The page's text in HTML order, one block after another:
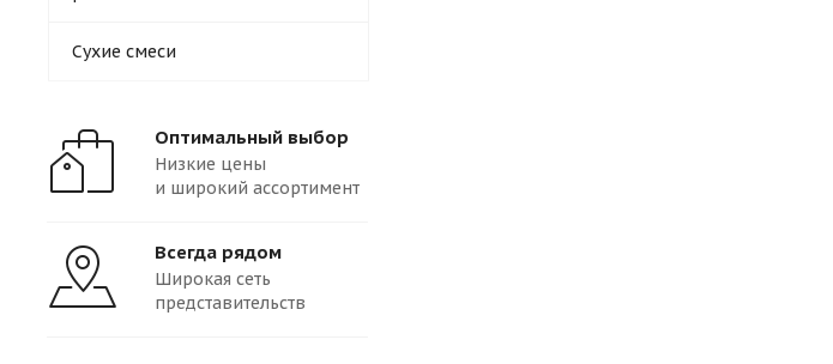
Сухие смеси
Оптимальный выбор
Низкие цены
и широкий ассортимент
Всегда рядом
Широкая сеть
представительств